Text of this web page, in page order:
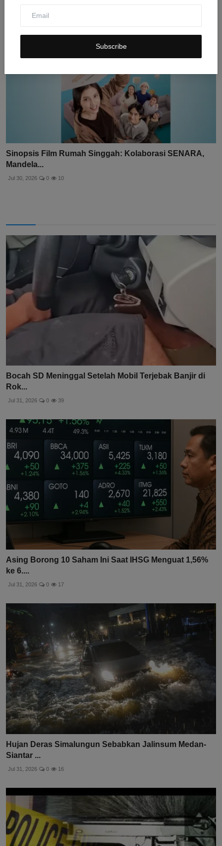
Subscribe
Sinopsis Film Rumah Singgah: Kolaborasi SENARA,
Mandela...
Jul 30, 2026 0 10
Bocah SD Meninggal Setelah Mobil Terjebak Banjir di
Rok...
Jul 31, 2026 0 39
Asing Borong 10 Saham Ini Saat IHSG Menguat 1,56%
ke 6....
Jul 31, 2026 0 17
Hujan Deras Simalungun Sebabkan Jalinsum Medan-
Siantar ...
Jul 31, 2026 0 16